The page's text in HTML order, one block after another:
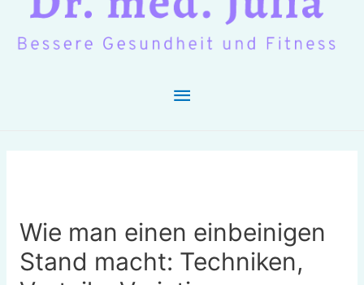
Hauptmenü
Wie man einen einbeinigen
Stand macht: Techniken,